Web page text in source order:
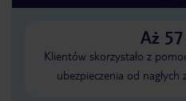
Aż
Klientów skorzystało z
ubezpieczenia od